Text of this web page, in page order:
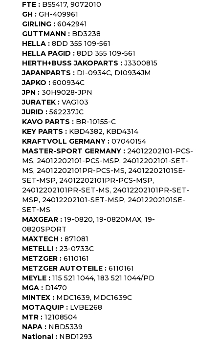
FTE : BS5417, 9072010
GH : GH-409961
GIRLING : 6042941
GUTTMANN : BD3238
HELLA : 8DD 355 109-561
HELLA PAGID : 8DD 355 109-561
HERTH+BUSS JAKOPARTS : J3300815
JAPANPARTS : DI-0934C, DI0934JM
JAPKO : 600934C
JPN : 30H9028-JPN
JURATEK : VAG103
JURID : 562237JC
KAVO PARTS : BR-10155-C
KEY PARTS : KBD4382, KBD4314
KRAFTVOLL GERMANY : 07040154
MASTER-SPORT GERMANY : 24012202101-PCS-
MS, 24012202101-PCS-MSP, 24012202101-SET-
MS, 24012202101PR-PCS-MS, 24012202101SE-
SET-MSP, 24012202101PR-PCS-MSP,
24012202101PR-SET-MS, 24012202101PR-SET-
MSP, 24012202101-SET-MSP, 24012202101SE-
SET-MS
MAXGEAR : 19-0820, 19-0820MAX, 19-
0820SPORT
MAXTECH : 871081
METELLI : 23-0733C
METZGER : 6110161
METZGER AUTOTEILE : 6110161
MEYLE : 115 521 1044, 183 521 1044/PD
MGA : D1470
MINTEX : MDC1639, MDC1639C
MOTAQUIP : LVBE268
MTR : 12108504
NAPA : NBD5339
National : NBD1293